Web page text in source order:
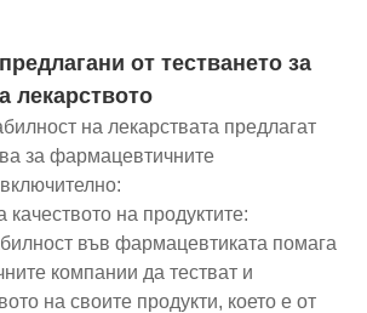
от тестването за
лекарството
на лекарствата предлагат
за фармацевтичните
качеството на продуктите:
във фармацевтиката помага
компании да тестват и
на своите продукти, което е от